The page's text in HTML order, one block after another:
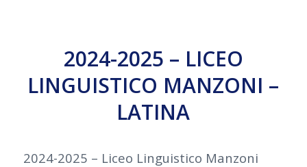
2024-2025 – LICEO
LINGUISTICO MANZONI –
LATINA
2024-2025 – Liceo Linguistico Manzoni